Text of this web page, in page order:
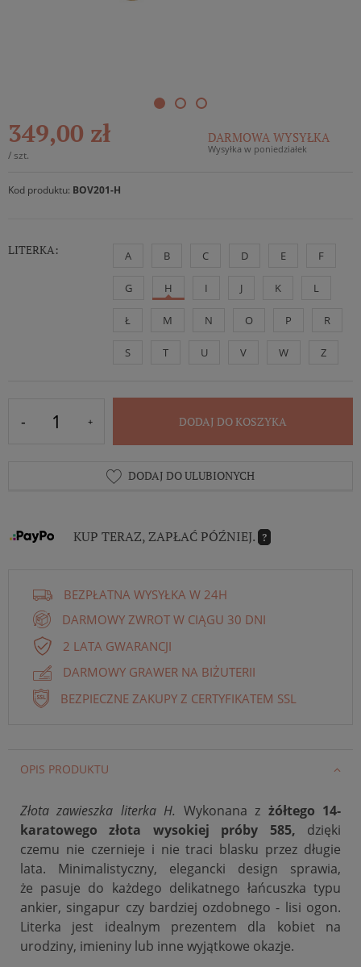
349,00 zł
/ szt.
DARMOWA WYSYŁKA
Wysyłka w poniedziałek
Kod produktu: BOV201-H
LITERKA: A B C D E F
G H I J K L
Ł M N O P R
S T U V W Z
DODAJ DO KOSZYKA
DODAJ DO ULUBIONYCH
KUP TERAZ, ZAPŁAĆ PÓŹNIEJ. ?
BEZPŁATNA WYSYŁKA W 24H
DARMOWY ZWROT W CIĄGU 30 DNI
2 LATA GWARANCJI
DARMOWY GRAWER NA BIŻUTERII
BEZPIECZNE ZAKUPY Z CERTYFIKATEM SSL
OPIS PRODUKTU
Złota zawieszka literka H. Wykonana z żółtego 14-
karatowego złota wysokiej próby 585, dzięki
czemu nie czernieje i nie traci blasku przez długie
lata. Minimalistyczny, elegancki design sprawia,
że pasuje do każdego delikatnego łańcuszka typu
ankier, singapur czy bardziej ozdobnego - lisi ogon.
Literka jest idealnym prezentem dla kobiet na
urodziny, imieniny lub inne wyjątkowe okazje.